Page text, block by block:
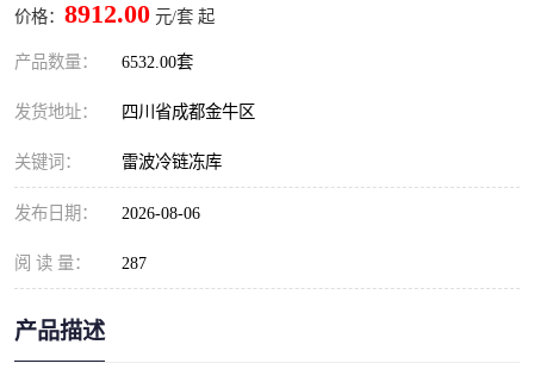
价格： 8912.00 元/套 起
产品数量： 6532.00套
发货地址： 四川省成都金牛区
关键词： 雷波冷链冻库
发布日期： 2026-08-06
阅 读 量： 287
产品描述